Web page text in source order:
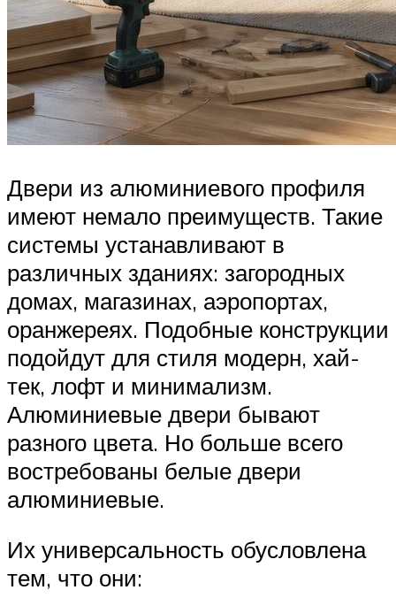
Двери из алюминиевого профиля
имеют немало преимуществ. Такие
системы устанавливают в
различных зданиях: загородных
домах, магазинах, аэропортах,
оранжереях. Подобные конструкции
подойдут для стиля модерн, хай-
тек, лофт и минимализм.
Алюминиевые двери бывают
разного цвета. Но больше всего
востребованы белые двери
алюминиевые.
Их универсальность обусловлена
тем, что они: